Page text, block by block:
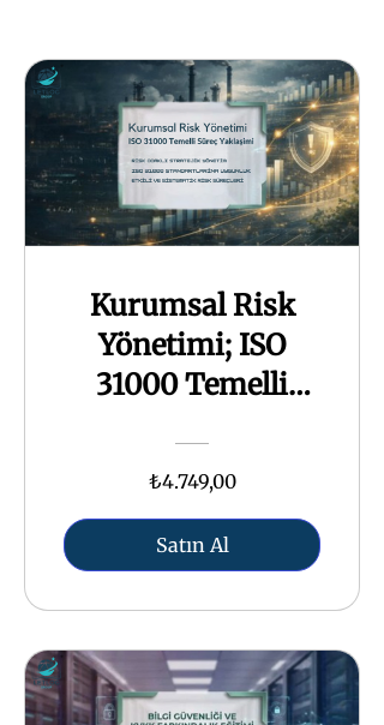
Kurumsal Risk
Yönetimi; ISO
31000 Temelli
₺4.749,00
Satın Al